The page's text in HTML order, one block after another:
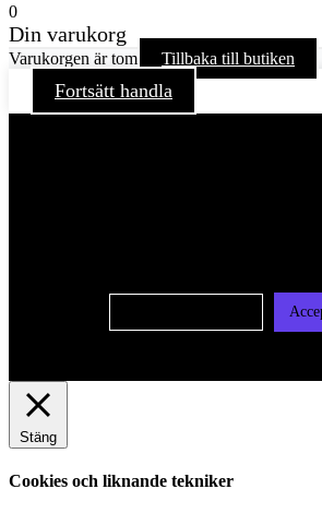
0
Din varukorg
Varukorgen är tom Tillbaka till butiken
Fortsätt handla
Stäng
Cookies och liknande tekniker